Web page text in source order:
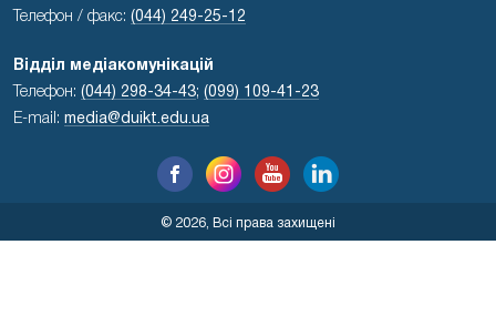
Телефон / факс: (044) 249-25-12
Відділ медіакомунікацій
Телефон: (044) 298-34-43; (099) 109-41-23
E-mail: media@duikt.edu.ua
© 2026, Всі права захищені